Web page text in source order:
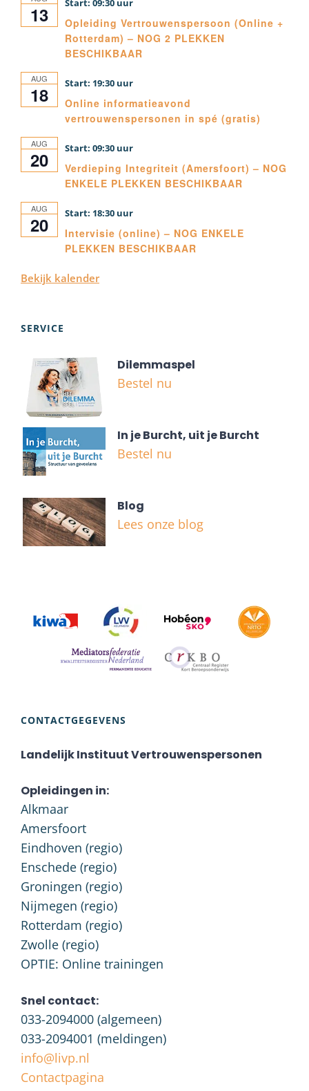
13 09:30
Opleiding Vertrouwenspersoon (Online +
Rotterdam) – NOG 2 PLEKKEN
BESCHIKBAAR
AUG
18 19:30
Online informatieavond
vertrouwenspersonen in spé (gratis)
AUG
20 09:30
Verdieping Integriteit (Amersfoort) – NOG
ENKELE PLEKKEN BESCHIKBAAR
AUG
20 18:30
Intervisie (online) – NOG ENKELE
PLEKKEN BESCHIKBAAR
Bekijk kalender
SERVICE
Dilemmaspel
Bestel nu
In je Burcht, uit je Burcht
Bestel nu
Blog
Lees onze blog
CONTACTGEGEVENS
Landelijk Instituut Vertrouwenspersonen
Opleidingen in:
Alkmaar
Amersfoort
Eindhoven (regio)
Enschede (regio)
Groningen (regio)
Nijmegen (regio)
Rotterdam (regio)
Zwolle (regio)
OPTIE: Online trainingen
Snel contact:
033-2094000 (algemeen)
033-2094001 (meldingen)
info@livp.nl
Contactpagina